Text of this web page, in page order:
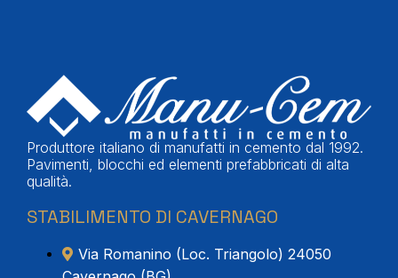
Produttore italiano di manufatti in cemento dal 1992.
Pavimenti, blocchi ed elementi prefabbricati di alta
qualità.
STABILIMENTO DI CAVERNAGO
Via Romanino (Loc. Triangolo) 24050